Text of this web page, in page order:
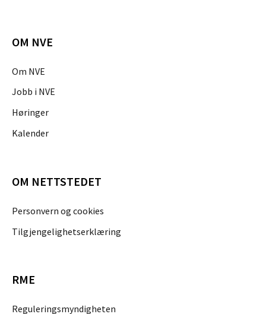
OM NVE
Om NVE
Jobb i NVE
Høringer
Kalender
OM NETTSTEDET
Personvern og cookies
Tilgjengelighetserklæring
RME
Reguleringsmyndigheten